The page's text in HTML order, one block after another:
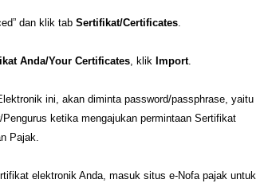
dan klik tab Sertifikat/Certificates.
Anda/Your Certificates, klik Import.
ini, akan diminta password/passphrase, yaitu
ketika mengajukan permintaan Sertifikat
Pajak.
elektronik Anda, masuk situs e-Nofa pajak untuk